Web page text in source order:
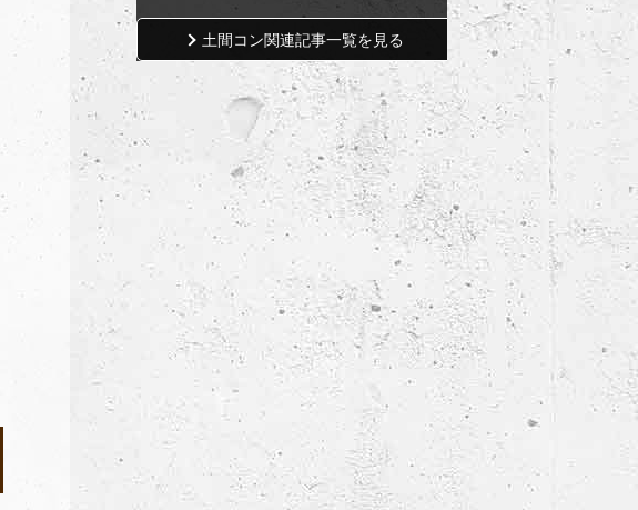
土間コン関連記事一覧を見る